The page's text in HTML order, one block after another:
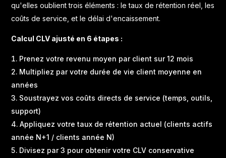
qu'elles oublient trois éléments : le taux de rétention réel, les
coûts de service, et le délai d'encaissement.
Calcul CLV ajusté en 6 étapes :
Prenez votre revenu moyen par client sur 12 mois
Multipliez par votre durée de vie client moyenne en
années
Soustrayez vos coûts directs de service (temps, outils,
support)
Appliquez votre taux de rétention actuel (clients actifs
année N+1 / clients année N)
Divisez par 3 pour obtenir votre CLV conservative